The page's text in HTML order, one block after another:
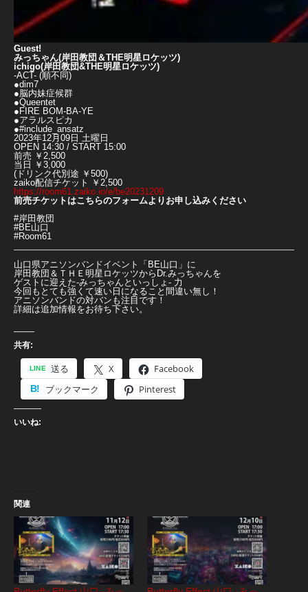
Guest!
みっちゃん(岸田教団＆THE明星ロケッツ)
ichigo(岸田教団&THE明星ロケッツ)
-ACT- (順不同)
●dim7
●脳内妹症候群
●Queentet
●FIRE BOM-BA-YE
●アラルスピカ
●#include_ansatz
2023年12月09日 土曜日
OPEN 14:30 / START 15:00
前売 ￥2,500
当日 ￥3,000
(ドリンク代別途 ￥500)
zaiko配信チケット ￥2,500
https://room61.zaiko.io/e/be20231209
前売チケットはこちらのフォームよりお申し込みください
#岸田教団
#BE山口
#Room61
山口県アニソンバンドイベント「BE山口」に
岸田教団＆ＴＨＥ明星ロケッツからDr.みっちゃんを
ゲストに迎えた-みっちゃんといっしょ- 力
今回もとても強くて速い日になること間違い無し！
アニソンバンドの対バンも注目です！
詳細は追加情報をお待ち下さい。
共有:
送る X
Facebook
ブックマーク
Pinterest
いいね:
関連